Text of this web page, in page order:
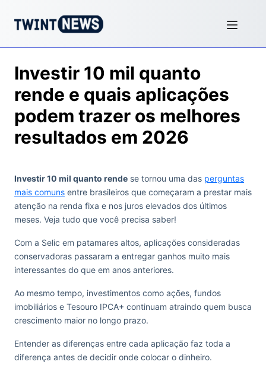
Investir 10 mil quanto
rende e quais aplicações
podem trazer os melhores
resultados em 2026
Investir 10 mil quanto rende se tornou uma das perguntas
mais comuns entre brasileiros que começaram a prestar mais
atenção na renda fixa e nos juros elevados dos últimos
meses. Veja tudo que você precisa saber!
Com a Selic em patamares altos, aplicações consideradas
conservadoras passaram a entregar ganhos muito mais
interessantes do que em anos anteriores.
Ao mesmo tempo, investimentos como ações, fundos
imobiliários e Tesouro IPCA+ continuam atraindo quem busca
crescimento maior no longo prazo.
Entender as diferenças entre cada aplicação faz toda a
diferença antes de decidir onde colocar o dinheiro.